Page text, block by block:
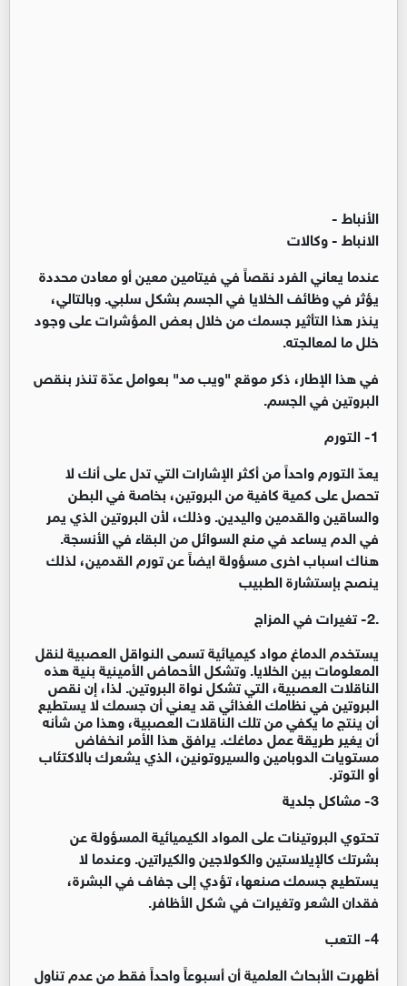
الأنباط -
الانباط - وكالات
عندما يعاني الفرد نقصاً في فيتامين معين أو معادن محددة
يؤثر في وظائف الخلايا في الجسم بشكل سلبي. وبالتالي،
ينذر هذا التأثير جسمك من خلال بعض المؤشرات على وجود
خلل ما لمعالجته.
في هذا الإطار، ذكر موقع "ويب مد" بعوامل عدّة تنذر بنقص
البروتين في الجسم.
1- التورم
يعدّ التورم واحداً من أكثر الإشارات التي تدل على أنك لا
تحصل على كمية كافية من البروتين، بخاصة في البطن
والساقين والقدمين واليدين. وذلك، لأن البروتين الذي يمر
في الدم يساعد في منع السوائل من البقاء في الأنسجة.
هناك اسباب اخرى مسؤولة ايضاً عن تورم القدمين، لذلك
ينصح بإستشارة الطبيب
.2- تغيرات في المزاج
يستخدم الدماغ مواد كيميائية تسمى النواقل العصبية لنقل
المعلومات بين الخلايا. وتشكل الأحماض الأمينية بنية هذه
الناقلات العصبية، التي تشكل نواة البروتين. لذا، إن نقص
البروتين في نظامك الغذائي قد يعني أن جسمك لا يستطيع
أن ينتج ما يكفي من تلك الناقلات العصبية، وهذا من شأنه
أن يغير طريقة عمل دماغك. يرافق هذا الأمر انخفاض
مستويات الدوبامين والسيروتونين، الذي يشعرك بالاكتئاب
أو التوتر.
3- مشاكل جلدية
تحتوي البروتينات على المواد الكيميائية المسؤولة عن
بشرتك كالإيلاستين والكولاجين والكيراتين. وعندما لا
يستطيع جسمك صنعها، تؤدي إلى جفاف في البشرة،
فقدان الشعر وتغيرات في شكل الأظافر.
4- التعب
أظهرت الأبحاث العلمية أن أسبوعاً واحداً فقط من عدم تناول